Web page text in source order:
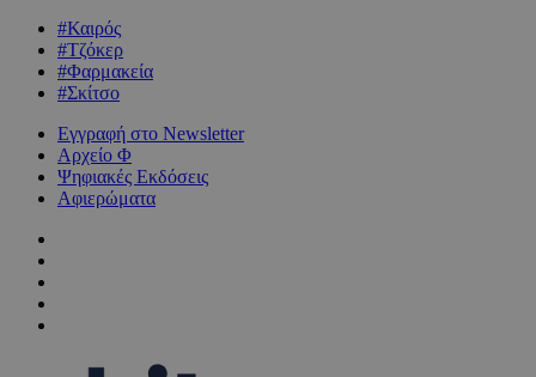
#Καιρός
#Τζόκερ
#Φαρμακεία
#Σκίτσο
Εγγραφή στο Newsletter
Αρχείο Φ
Ψηφιακές Εκδόσεις
Αφιερώματα